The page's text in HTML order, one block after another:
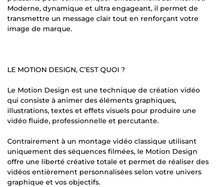
Moderne, dynamique et ultra engageant, il permet de
transmettre un message clair tout en renforçant votre
image de marque.
LE MOTION DESIGN, C’EST QUOI ?
Le Motion Design est une technique de création vidéo
qui consiste à animer des éléments graphiques,
illustrations, textes et effets visuels pour produire une
vidéo fluide, professionnelle et percutante.
Contrairement à un montage vidéo classique utilisant
uniquement des séquences filmées, le Motion Design
offre une liberté créative totale et permet de réaliser des
vidéos entièrement personnalisées selon votre univers
graphique et vos objectifs.